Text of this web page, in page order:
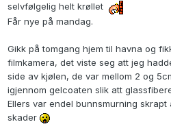
selvfølgelig helt krøllet
Får nye på mandag.
Gikk på tomgang hjem til havna og
filmkamera, det viste seg att jeg
side av kjølen, de var mellom 2 og
igjennom gelcoaten slik att
Ellers var endel bunnsmurning
skader